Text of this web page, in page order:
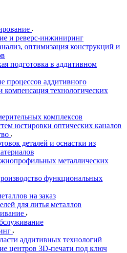
и реверс-инжиниринг
оптимизация конструкций и
подготовка в аддитивном
процессов аддитивного
компенсация технологических
комплексов
юстировки оптических каналов
деталей и оснастки из
металлических
функциональных
на заказ
для литья металлов
аддитивных технологий
центров 3D-печати под ключ